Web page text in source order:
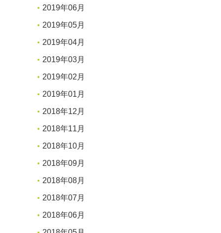
2019年06月
2019年05月
2019年04月
2019年03月
2019年02月
2019年01月
2018年12月
2018年11月
2018年10月
2018年09月
2018年08月
2018年07月
2018年06月